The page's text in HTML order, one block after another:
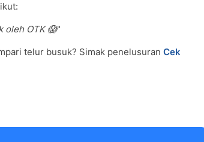
oleh OTK 😱"
telur busuk? Simak penelusuran Cek